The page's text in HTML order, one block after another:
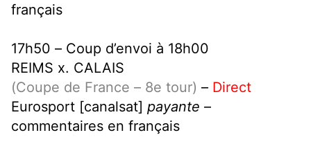
français
17h50 – Coup d’envoi à 18h00
REIMS x. CALAIS
(Coupe de France – 8e tour) – Direct
Eurosport [canalsat] payante –
commentaires en français